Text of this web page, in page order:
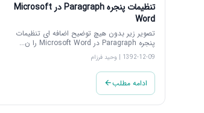
تنظیمات پنجره Paragraph در Microsoft
Word
تصویر زیر بدون هیچ توضیح اضافه ای تنظیمات
پنجره Paragraph در Microsoft Word را ن...
1392-12-09 | وحید فرزام
ادامه مطلب